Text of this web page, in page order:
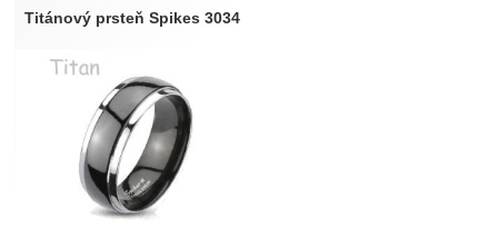
Titánový prsteň Spikes 3034